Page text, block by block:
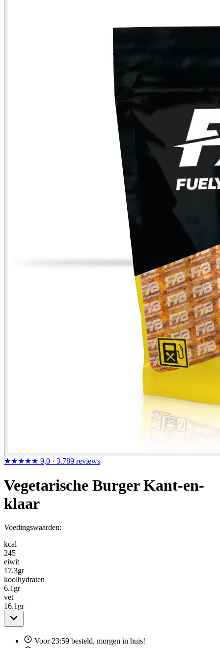
★★★★★ 9,0 · 3.789 reviews
Vegetarische Burger Kant-en-
klaar
Voedingswaarden:
kcal
245
eiwit
17.3gr
koolhydraten
6.1 gr
vet
16.1 gr
Voor 23:59 besteld, morgen in huis!